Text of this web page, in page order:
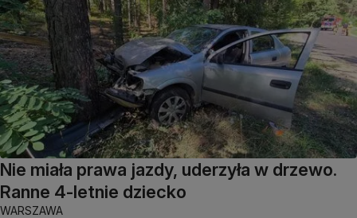
Nie miała prawa jazdy, uderzyła w drzewo.
Ranne 4-letnie dziecko
WARSZAWA